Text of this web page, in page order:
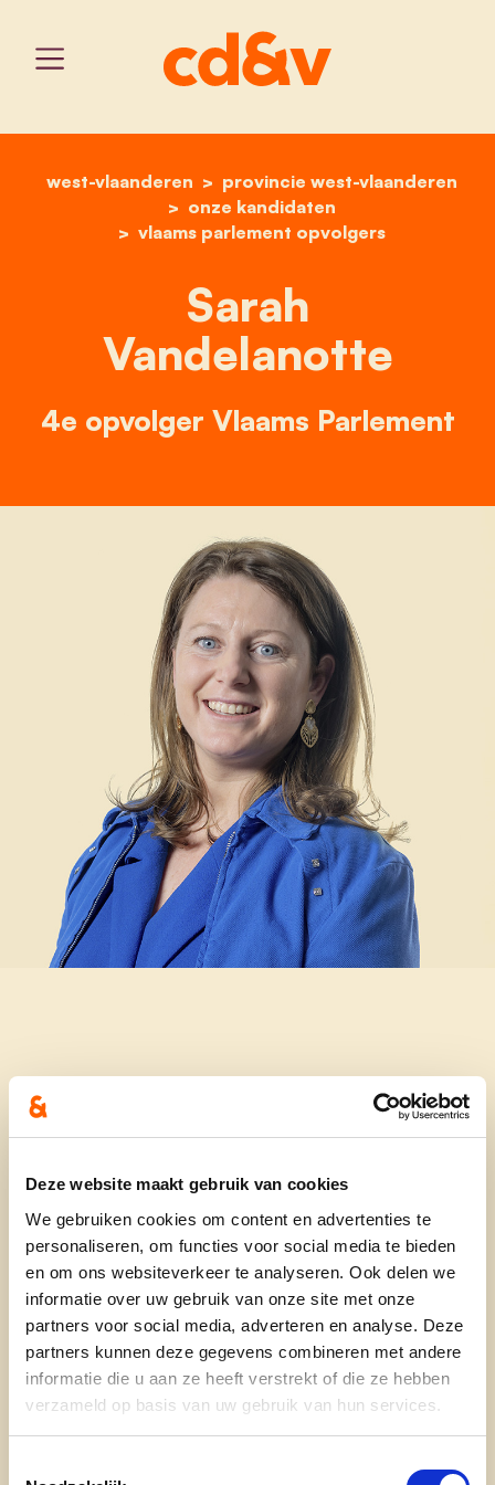
Deze website maakt gebruik van cookies
We gebruiken cookies om content en advertenties te
personaliseren, om functies voor social media te bieden
en om ons websiteverkeer te analyseren. Ook delen we
informatie over uw gebruik van onze site met onze
partners voor social media, adverteren en analyse. Deze
partners kunnen deze gegevens combineren met andere
informatie die u aan ze heeft verstrekt of die ze hebben
verzameld op basis van uw gebruik van hun services.
home
west-vlaanderen
provincie west-vlaanderen
onze kandidaten
vlaams parlement opvolgers
sarah vandelanotte
Sarah
Vandelanotte
4e opvolger Vlaams Parlement
Ik ben Sarah, geboren op 11 augustus 1988 in
prachtige dochter Julie. Wij wonen in Heuvelland,
de mooiste gemeente van België.
Genieten doe ik door te tennissen, een stevige
wandeling maken tussen de Heuvellandse
wijnranken en genieten van de adembenemende
verzichten. In een ver verleden ook van zwemmen
in de Torhoutse zwemclub en later ook als
trainster in de Lichterveldse zwemclub.
Ik studeerde audiologische wetenschappen en
specialiseerde me in tinnitustherapie. Na mijn